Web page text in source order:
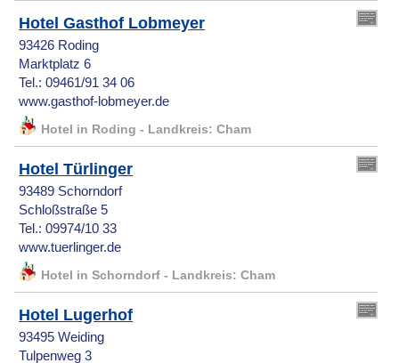
Hotel Gasthof Lobmeyer
93426 Roding
Marktplatz 6
Tel.: 09461/91 34 06
www.gasthof-lobmeyer.de
Hotel in Roding - Landkreis: Cham
Hotel Türlinger
93489 Schorndorf
Schloßstraße 5
Tel.: 09974/10 33
www.tuerlinger.de
Hotel in Schorndorf - Landkreis: Cham
Hotel Lugerhof
93495 Weiding
Tulpenweg 3